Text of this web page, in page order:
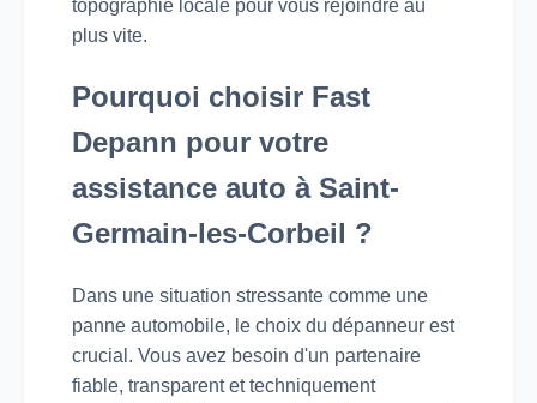
topographie locale pour vous rejoindre au
plus vite.
Pourquoi choisir Fast
Depann pour votre
assistance auto à Saint-
Germain-les-Corbeil ?
Dans une situation stressante comme une
panne automobile, le choix du dépanneur est
crucial. Vous avez besoin d'un partenaire
fiable, transparent et techniquement